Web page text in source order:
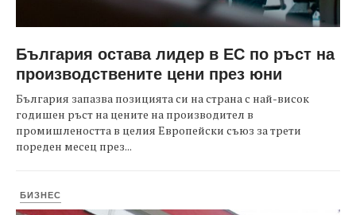
България остава лидер в ЕС по ръст на
производствените цени през юни
България запазва позицията си на страна с най-висок
годишен ръст на цените на производител в
промишлеността в целия Европейски съюз за трети
пореден месец през...
БИЗНЕС